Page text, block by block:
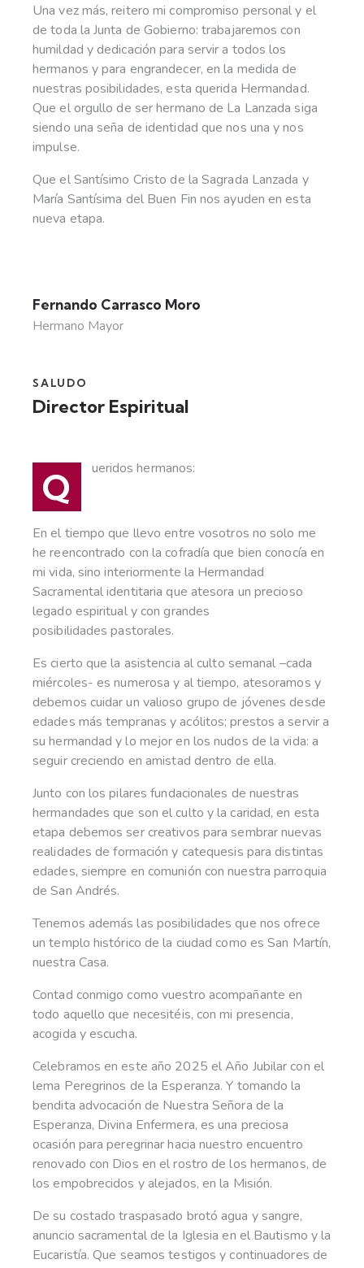
Una vez más, reitero mi compromiso personal y el
de toda la Junta de Gobierno: trabajaremos con
humildad y dedicación para servir a todos los
hermanos y para engrandecer, en la medida de
nuestras posibilidades, esta querida Hermandad.
Que el orgullo de ser hermano de La Lanzada siga
siendo una seña de identidad que nos una y nos
impulse.
Que el Santísimo Cristo de la Sagrada Lanzada y
María Santísima del Buen Fin nos ayuden en esta
nueva etapa.
Fernando Carrasco Moro
Hermano Mayor
SALUDO
Director Espiritual
Q ueridos hermanos:
En el tiempo que llevo entre vosotros no solo me
he reencontrado con la cofradía que bien conocía en
mi vida, sino interiormente la Hermandad
Sacramental identitaria que atesora un precioso
legado espiritual y con grandes
posibilidades pastorales.
Es cierto que la asistencia al culto semanal –cada
miércoles- es numerosa y al tiempo, atesoramos y
debemos cuidar un valioso grupo de jóvenes desde
edades más tempranas y acólitos; prestos a servir a
su hermandad y lo mejor en los nudos de la vida: a
seguir creciendo en amistad dentro de ella.
Junto con los pilares fundacionales de nuestras
hermandades que son el culto y la caridad, en esta
etapa debemos ser creativos para sembrar nuevas
realidades de formación y catequesis para distintas
edades, siempre en comunión con nuestra parroquia
de San Andrés.
Tenemos además las posibilidades que nos ofrece
un templo histórico de la ciudad como es San Martín,
nuestra Casa.
Contad conmigo como vuestro acompañante en
todo aquello que necesitéis, con mi presencia,
acogida y escucha.
Celebramos en este año 2025 el Año Jubilar con el
lema Peregrinos de la Esperanza. Y tomando la
bendita advocación de Nuestra Señora de la
Esperanza, Divina Enfermera, es una preciosa
ocasión para peregrinar hacia nuestro encuentro
renovado con Dios en el rostro de los hermanos, de
los empobrecidos y alejados, en la Misión.
De su costado traspasado brotó agua y sangre,
anuncio sacramental de la Iglesia en el Bautismo y la
Eucaristía. Que seamos testigos y continuadores de